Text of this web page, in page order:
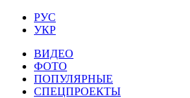
РУС
УКР
ВИДЕО
ФОТО
ПОПУЛЯРНЫЕ
СПЕЦПРОЕКТЫ